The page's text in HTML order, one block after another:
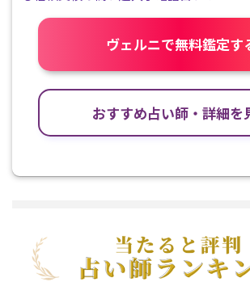
ヴェルニで無料鑑定す
おすすめ占い師・詳細を